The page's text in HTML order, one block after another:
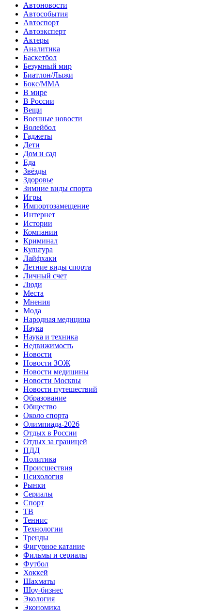
Автоновости
Автособытия
Автоспорт
Автоэксперт
Актеры
Аналитика
Баскетбол
Безумный мир
Биатлон/Лыжи
Бокс/MMA
В мире
В России
Вещи
Военные новости
Волейбол
Гаджеты
Дети
Дом и сад
Еда
Звёзды
Здоровье
Зимние виды спорта
Игры
Импортозамещение
Интернет
Истории
Компании
Криминал
Культура
Лайфхаки
Летние виды спорта
Личный счет
Люди
Места
Мнения
Мода
Народная медицина
Наука
Наука и техника
Недвижимость
Новости
Новости ЗОЖ
Новости медицины
Новости Москвы
Новости путешествий
Образование
Общество
Около спорта
Олимпиада-2026
Отдых в России
Отдых за границей
ПДД
Политика
Происшествия
Психология
Рынки
Сериалы
Спорт
ТВ
Теннис
Технологии
Тренды
Фигурное катание
Фильмы и сериалы
Футбол
Хоккей
Шахматы
Шоу-бизнес
Экология
Экономика